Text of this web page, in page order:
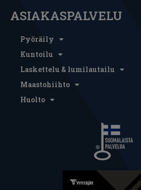
ASIAKASPALVELU
Pyöräily
Kuntoilu
Laskettelu & lumilautailu
Maastohiihto
Huolto